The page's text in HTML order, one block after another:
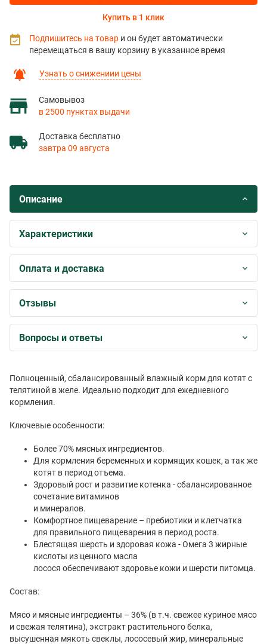
Узнать о снижениии цены
Самовывоз
в 2500 пунктах выдачи
Доставка бесплатно
завтра 09 августа
Купить в 1 клик
Подпишитесь на товар и он будет автоматически
перемещаться в вашу корзину в указанное время
Описание
Характеристики
Оплата и доставка
Отзывы
Вопросы и ответы
Полноценный, сбалансированный влажный корм для котят с
телятиной в желе. Идеально подходит для ежедневного
кормления.
Ключевые особенности:
Более 70% мясных ингредиентов.
Для кормления беременных и кормящих кошек, а так же
котят в период отъема.
Здоровый рост и развитие котенка - сбалансированное
сочетание витаминов
и минералов.
Комфортное пищеварение – пребиотики и клетчатка
для правильного пищеварения в период роста.
Блестящая шерсть и здоровая кожа - Омега 3 жирные
кислоты из ценного масла
лосося обеспечивают здоровье кожи и шерсти питомца.
Состав:
Мясо и мясные ингредиенты – 36% (в т.ч. свежее куриное мясо
и свежая телятина), экстракт растительного белка,
высушенная мякоть свеклы, лососевый жир, минеральные